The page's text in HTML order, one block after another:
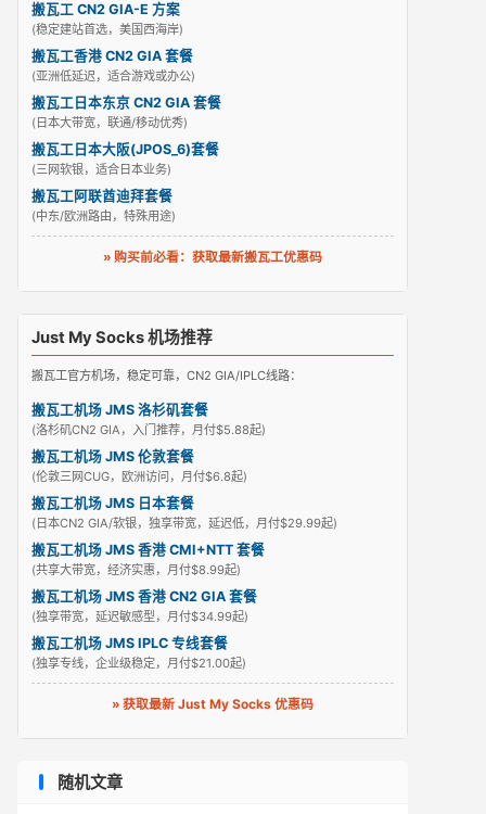
搬瓦工 CN2 GIA-E 方案
(稳定建站首选，美国西海岸)
搬瓦工香港 CN2 GIA 套餐
(亚洲低延迟，适合游戏或办公)
搬瓦工日本东京 CN2 GIA 套餐
(日本大带宽，联通/移动优秀)
搬瓦工日本大阪(JPOS_6)套餐
(三网软银，适合日本业务)
搬瓦工阿联酋迪拜套餐
(中东/欧洲路由，特殊用途)
» 购买前必看：获取最新搬瓦工优惠码
Just My Socks 机场推荐
搬瓦工官方机场，稳定可靠，CN2 GIA/IPLC线路：
搬瓦工机场 JMS 洛杉矶套餐
(洛杉矶CN2 GIA，入门推荐，月付$5.88起)
搬瓦工机场 JMS 伦敦套餐
(伦敦三网CUG，欧洲访问，月付$6.8起)
搬瓦工机场 JMS 日本套餐
(日本CN2 GIA/软银，独享带宽，延迟低，月付$29.99起)
搬瓦工机场 JMS 香港 CMI+NTT 套餐
(共享大带宽，经济实惠，月付$8.99起)
搬瓦工机场 JMS 香港 CN2 GIA 套餐
(独享带宽，延迟敏感型，月付$34.99起)
搬瓦工机场 JMS IPLC 专线套餐
(独享专线，企业级稳定，月付$21.00起)
» 获取最新 Just My Socks 优惠码
随机文章